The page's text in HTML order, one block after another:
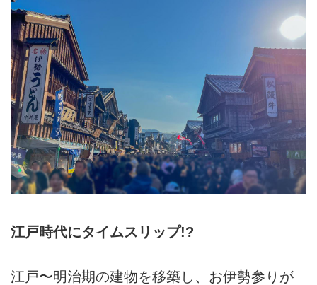
江戸時代にタイムスリップ!?
江戸〜明治期の建物を移築し、お伊勢参りが